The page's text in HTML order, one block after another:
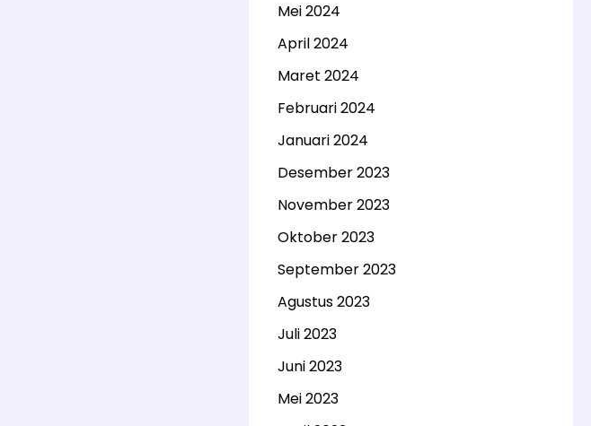
Mei 2024
April 2024
Maret 2024
Februari 2024
Januari 2024
Desember 2023
November 2023
Oktober 2023
September 2023
Agustus 2023
Juli 2023
Juni 2023
Mei 2023